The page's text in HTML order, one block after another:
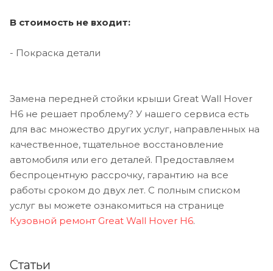
В стоимость не входит:
- Покраска детали
Замена передней стойки крыши Great Wall Hover
H6 не решает проблему? У нашего сервиса есть
для вас множество других услуг, направленных на
качественное, тщательное восстановление
автомобиля или его деталей. Предоставляем
беспроцентную рассрочку, гарантию на все
работы сроком до двух лет. С полным списком
услуг вы можете ознакомиться на странице
Кузовной ремонт Great Wall Hover H6.
Статьи